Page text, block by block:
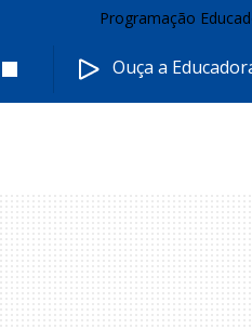
Programação
Ouça a